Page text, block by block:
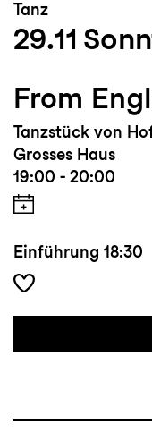
Tanz
29.11
From
Tanzstück von
Grosses Haus
19:00 - 20:00
Einführung 18:30